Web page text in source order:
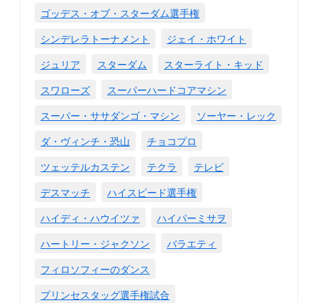
ゴッデス・オブ・スターダム選手権
シンデレラトーナメント
ジェイ・ホワイト
ジュリア
スターダム
スターライト・キッド
スワローズ
スーパーハードコアマシン
スーパー・ササダンゴ・マシン
ソーヤー・レック
ダ・ヴィンチ・恐山
チョコプロ
ツェッテルカステン
テクラ
テレビ
デスマッチ
ハイスピード選手権
ハイディ・ハウイツァ
ハイパーミサヲ
ハートリー・ジャクソン
バラエティ
フィロソフィーのダンス
プリンセスタッグ選手権試合